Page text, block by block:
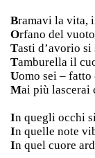
Bramavi la vita,
Orfano del
Tasti d’avorio
Tamburella il
Uomo sei – fatto
Mai più lascerai
In quegli occhi
In quelle note
In quel cuore